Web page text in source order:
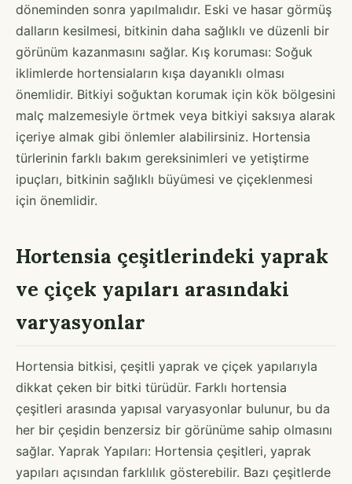
döneminden sonra yapılmalıdır. Eski ve hasar görmüş
dalların kesilmesi, bitkinin daha sağlıklı ve düzenli bir
görünüm kazanmasını sağlar. Kış koruması: Soğuk
iklimlerde hortensiaların kışa dayanıklı olması
önemlidir. Bitkiyi soğuktan korumak için kök bölgesini
malç malzemesiyle örtmek veya bitkiyi saksıya alarak
içeriye almak gibi önlemler alabilirsiniz. Hortensia
türlerinin farklı bakım gereksinimleri ve yetiştirme
ipuçları, bitkinin sağlıklı büyümesi ve çiçeklenmesi
için önemlidir.
Hortensia çeşitlerindeki yaprak
ve çiçek yapıları arasındaki
varyasyonlar
Hortensia bitkisi, çeşitli yaprak ve çiçek yapılarıyla
dikkat çeken bir bitki türüdür. Farklı hortensia
çeşitleri arasında yapısal varyasyonlar bulunur, bu da
her bir çeşidin benzersiz bir görünüme sahip olmasını
sağlar. Yaprak Yapıları: Hortensia çeşitleri, yaprak
yapıları açısından farklılık gösterebilir. Bazı çeşitlerde